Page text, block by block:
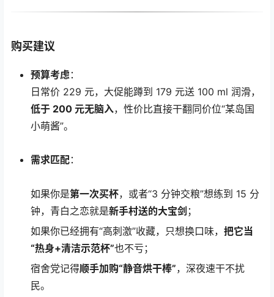
购买建议
预算考虑：
日常价 229 元，大促能蹲到 179 元送 100 ml 润滑，
低于 200 元无脑入，性价比直接干翻同价位“某岛国
小萌酱”。
需求匹配：
如果你是第一次买杯，或者“3 分钟交粮”想练到 15 分
钟，青白之恋就是新手村送的大宝剑 ；
如果你已经拥有“高刺激”收藏，只想换口味， 把它当
“热身+清洁示范杯”也不亏；
宿舍党记得顺手加购“静音烘干棒”，深夜速干不扰
民。